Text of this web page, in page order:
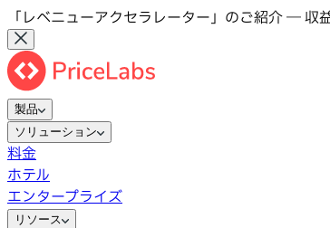
「レベニューアクセラレーター」のご紹介 ― 収
製品
ソリューション
料金
ホテル
エンタープライズ
リソース